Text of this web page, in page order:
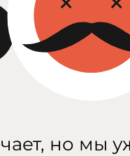
но мы